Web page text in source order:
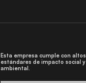
Esta empresa cumple con altos
estándares de impacto social y
ambiental.